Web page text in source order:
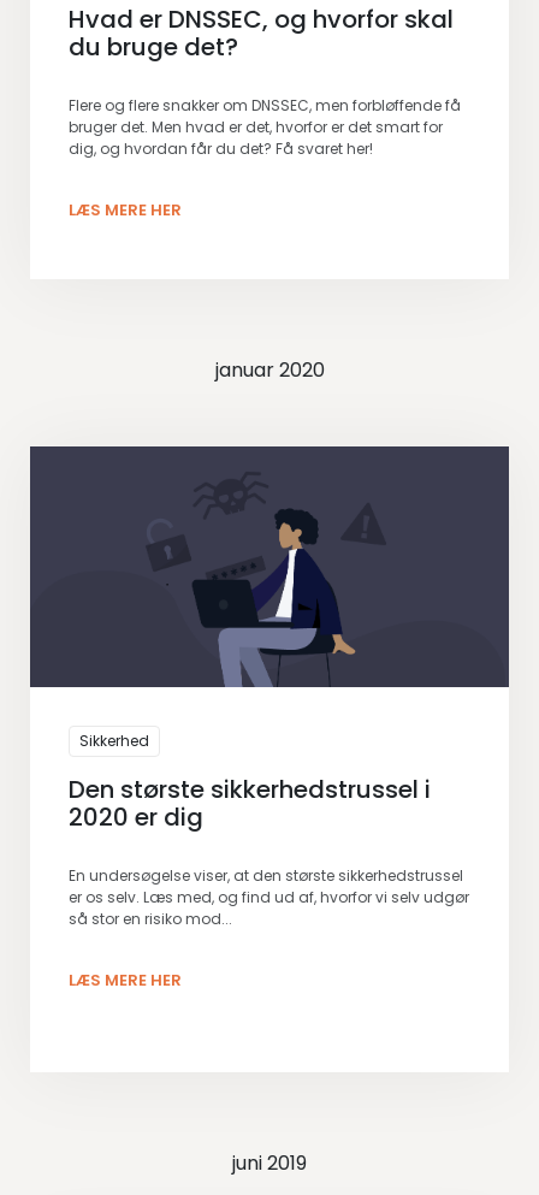
Hvad er DNSSEC, og hvorfor skal
du bruge det?
Flere og flere snakker om DNSSEC, men forbløffende få
bruger det. Men hvad er det, hvorfor er det smart for
dig, og hvordan får du det? Få svaret her!
LÆS MERE HER
januar 2020
Sikkerhed
Den største sikkerhedstrussel i
2020 er dig
En undersøgelse viser, at den største sikkerhedstrussel
er os selv. Læs med, og find ud af, hvorfor vi selv udgør
så stor en risiko mod...
LÆS MERE HER
juni 2019